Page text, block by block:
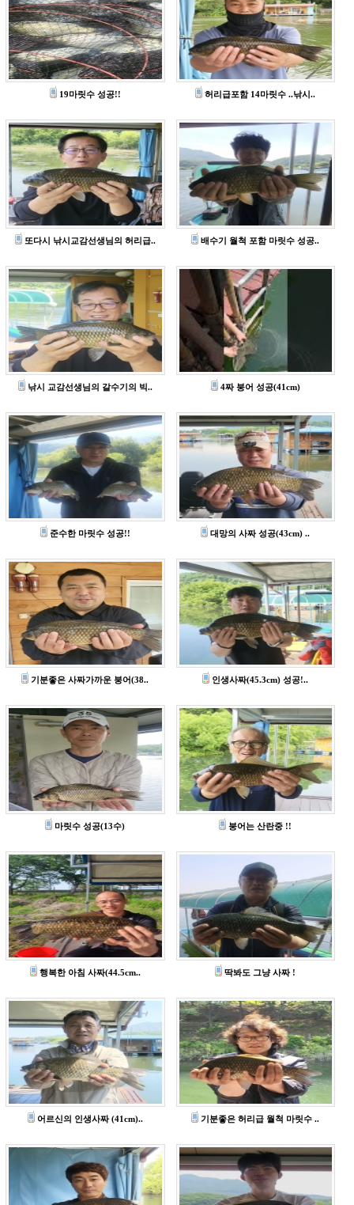
19마릿수 성공!! 허리급포함 14마릿수 ..낚시..
또다시 낚시교감선생님의 허리급.. 배수기 월척 포함 마릿수 성공..
낚시 교감선생님의 갈수기의 빅.. 4짜 붕어 성공(41cm)
준수한 마릿수 성공!! 대망의 사짜 성공(43cm) ..
기분좋은 사짜가까운 붕어(38.. 인생사짜(45.3cm) 성공!..
마릿수 성공(13수) 붕어는 산란중 !!
행복한 아침 사짜(44.5cm.. 딱봐도 그냥 사짜 !
어르신의 인생사짜 (41cm).. 기분좋은 허리급 월척 마릿수 ..